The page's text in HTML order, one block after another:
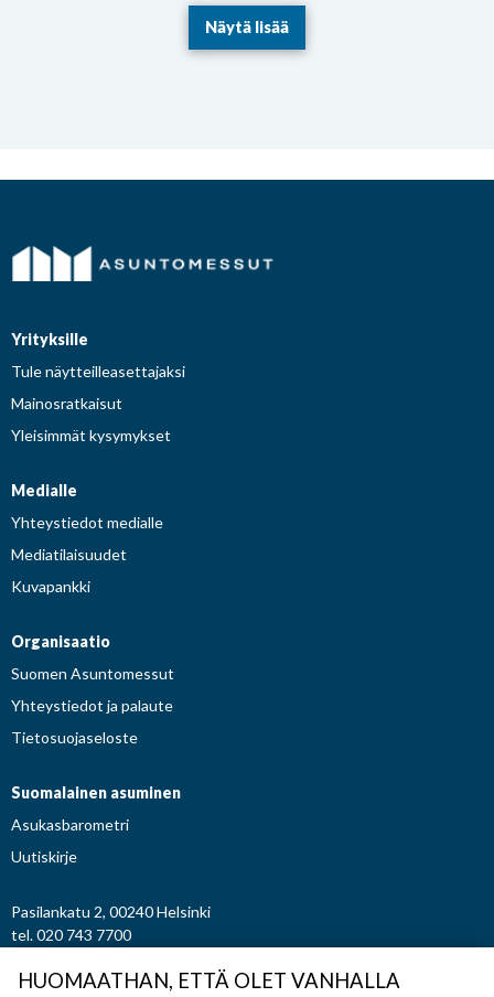
Näytä lisää
Yrityksille
Tule näytteilleasettajaksi
Mainosratkaisut
Yleisimmät kysymykset
Medialle
Yhteystiedot medialle
Mediatilaisuudet
Kuvapankki
Organisaatio
Suomen Asuntomessut
Yhteystiedot ja palaute
Tietosuojaseloste
Suomalainen asuminen
Asukasbarometri
Uutiskirje
Pasilankatu 2, 00240 Helsinki
tel. 020 743 7700
HUOMAATHAN, ETTÄ OLET VANHALLA